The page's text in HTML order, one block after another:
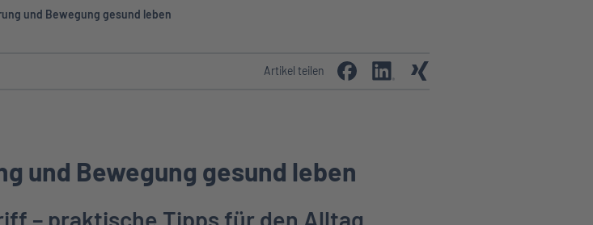
und Bewegung gesund leben
Artikel teilen
und Bewegung gesund leben
– praktische Tipps für den Alltag